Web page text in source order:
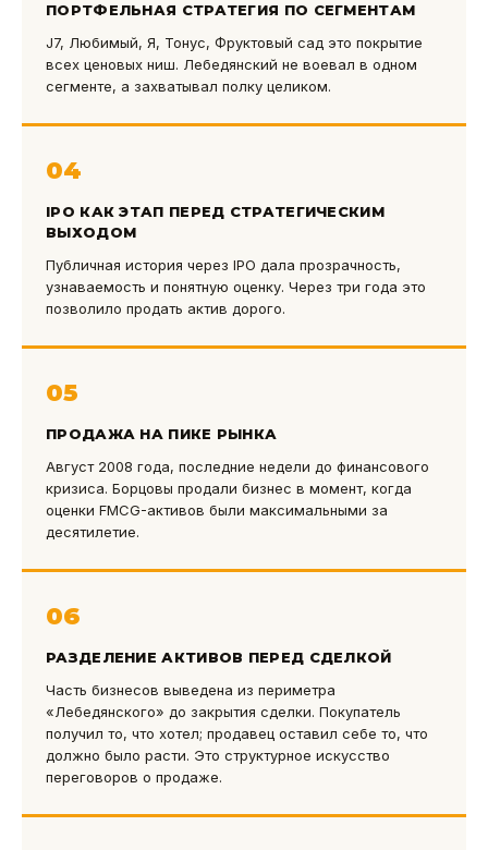
ПОРТФЕЛЬНАЯ СТРАТЕГИЯ ПО СЕГМЕНТАМ
J7, Любимый, Я, Тонус, Фруктовый сад это покрытие
всех ценовых ниш. Лебедянский не воевал в одном
сегменте, а захватывал полку целиком.
04
IPO КАК ЭТАП ПЕРЕД СТРАТЕГИЧЕСКИМ
ВЫХОДОМ
Публичная история через IPO дала прозрачность,
узнаваемость и понятную оценку. Через три года это
позволило продать актив дорого.
05
ПРОДАЖА НА ПИКЕ РЫНКА
Август 2008 года, последние недели до финансового
кризиса. Борцовы продали бизнес в момент, когда
оценки FMCG-активов были максимальными за
десятилетие.
06
РАЗДЕЛЕНИЕ АКТИВОВ ПЕРЕД СДЕЛКОЙ
Часть бизнесов выведена из периметра
«Лебедянского» до закрытия сделки. Покупатель
получил то, что хотел; продавец оставил себе то, что
должно было расти. Это структурное искусство
переговоров о продаже.